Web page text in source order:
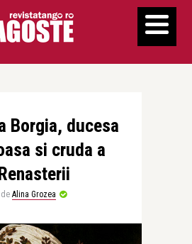
Borgia, ducesa
si cruda a
de Alina Grozea